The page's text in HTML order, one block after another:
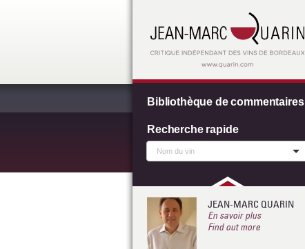
Bibliothèque de commentaires
Recherche rapide
JEAN-MARC QUARIN
En savoir plus
Find out more